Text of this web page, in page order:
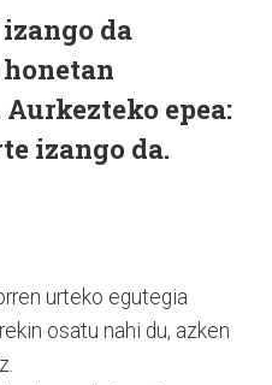
da
epea:
izango da.
urteko egutegia
osatu nahi du, azken